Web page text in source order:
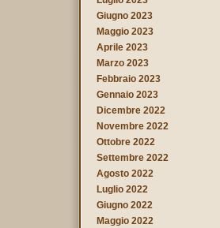
Giugno 2023
Maggio 2023
Aprile 2023
Marzo 2023
Febbraio 2023
Gennaio 2023
Dicembre 2022
Novembre 2022
Ottobre 2022
Settembre 2022
Agosto 2022
Luglio 2022
Giugno 2022
Maggio 2022